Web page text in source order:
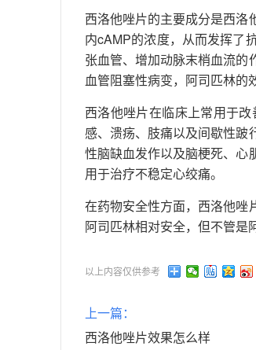
西洛他唑片的主要成分是西洛
内cAMP的浓度，从而发挥了
张血管、增加动脉末梢血流的
血管阻塞性病变，阿司匹林的
西洛他唑片在临床上常用于
感、溃疡、肢痛以及间歇性跛
性脑缺血发作以及脑梗死、心
用于治疗不稳定心绞痛。
在药物安全性方面，西洛他唑
阿司匹林相对安全，但不管是
以上内容仅供参考
上一篇：
西洛他唑片效果怎么样